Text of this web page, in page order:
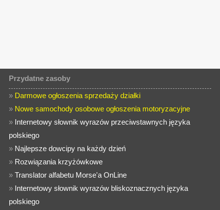
Przydatne zasoby
» Darmowe ogłoszenia sprzedaży działki
» Nowe samochody osobowe ogłoszenia motoryzacyjne
» Internetowy słownik wyrazów przeciwstawnych języka
polskiego
» Najlepsze dowcipy na każdy dzień
» Rozwiązania krzyżówkowe
»Translator alfabetu Morse'a OnLine
» Internetowy słownik wyrazów bliskoznacznych języka
polskiego